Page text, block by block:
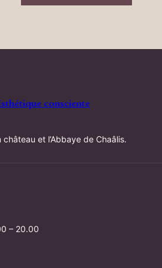
consciente
et l’Abbaye de Chaâlis.
– 20.00